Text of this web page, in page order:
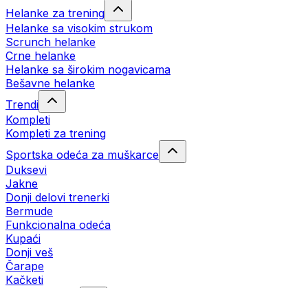
Helanke za trening
Helanke sa visokim strukom
Scrunch helanke
Crne helanke
Helanke sa širokim nogavicama
Bešavne helanke
Trendi
Kompleti
Kompleti za trening
Sportska odeća za muškarce
Duksevi
Jakne
Donji delovi trenerki
Bermude
Funkcionalna odeća
Kupaći
Donji veš
Čarape
Kačketi